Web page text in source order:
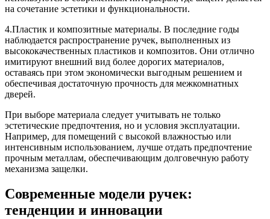
на сочетание эстетики и функциональности.
4.Пластик и композитные материалы. В последние годы
наблюдается распространение ручек, выполненных из
высококачественных пластиков и композитов. Они отлично
имитируют внешний вид более дорогих материалов,
оставаясь при этом экономически выгодным решением и
обеспечивая достаточную прочность для межкомнатных
дверей.
При выборе материала следует учитывать не только
эстетические предпочтения, но и условия эксплуатации.
Например, для помещений с высокой влажностью или
интенсивным использованием, лучше отдать предпочтение
прочным металлам, обеспечивающим долговечную работу
механизма защелки.
Современные модели ручек:
тенденции и инновации